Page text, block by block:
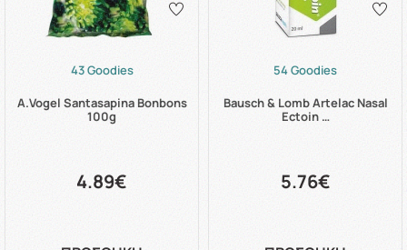
43 Goodies
A.Vogel Santasapina Bonbons
100g
4.89€
54 Goodies
Bausch & Lomb Artelac Nasal
Ectoin …
5.76€